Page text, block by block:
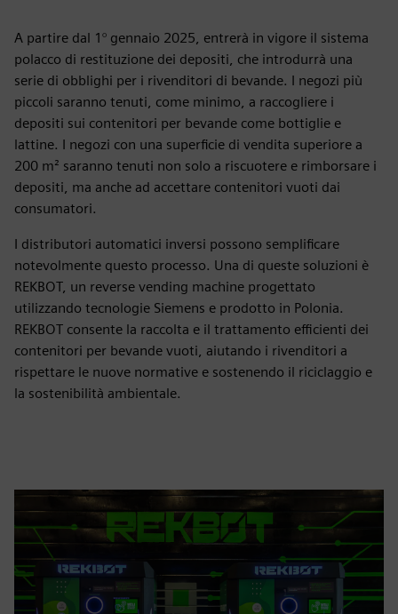
A partire dal 1° gennaio 2025, entrerà in vigore il sistema
polacco di restituzione dei depositi, che introdurrà una
serie di obblighi per i rivenditori di bevande. I negozi più
piccoli saranno tenuti, come minimo, a raccogliere i
depositi sui contenitori per bevande come bottiglie e
lattine. I negozi con una superficie di vendita superiore a
200 m² saranno tenuti non solo a riscuotere e rimborsare i
depositi, ma anche ad accettare contenitori vuoti dai
consumatori.
I distributori automatici inversi possono semplificare
notevolmente questo processo. Una di queste soluzioni è
REKBOT, un reverse vending machine progettato
utilizzando tecnologie Siemens e prodotto in Polonia.
REKBOT consente la raccolta e il trattamento efficienti dei
contenitori per bevande vuoti, aiutando i rivenditori a
rispettare le nuove normative e sostenendo il riciclaggio e
la sostenibilità ambientale.